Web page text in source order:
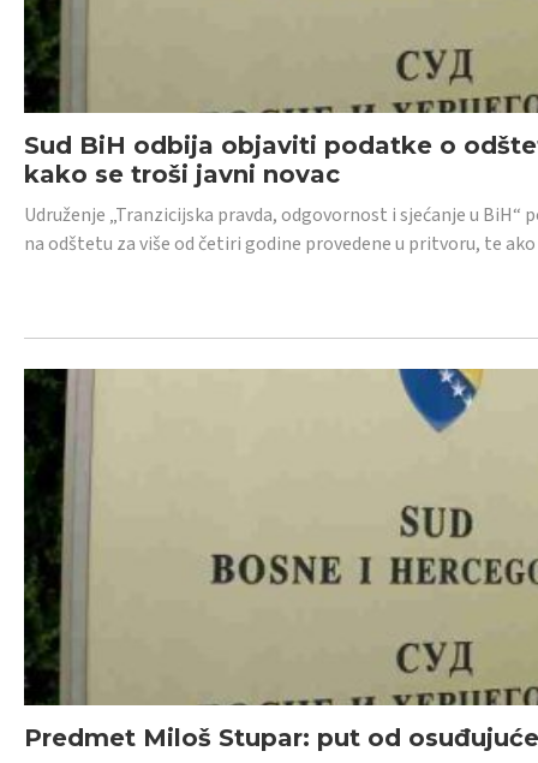
Sud BiH odbija objaviti podatke o
kako se troši javni novac
Udruženje „Tranzicijska pravda, odgovornost i sjećanje u
na odštetu za više od četiri godine provedene u pritvoru, te
Predmet Miloš Stupar: put od